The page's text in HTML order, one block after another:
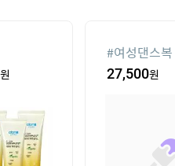
원
#여성댄스복
27,500원